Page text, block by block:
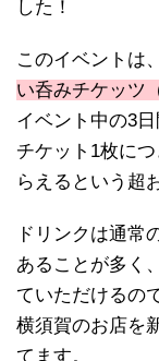
した！
このイベントは、
い呑みチケッツ
イベント中の3
チケット1枚に
らえるという超
ドリンクは通常
あることが多く
ていただけるの
横須賀のお店を
てます。